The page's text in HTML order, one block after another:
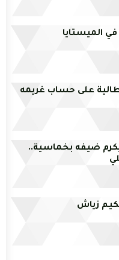
الميستايا
على حساب غريمه
يكرم ضيفه بخماسية..
زياش